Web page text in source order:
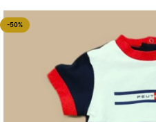
-50%